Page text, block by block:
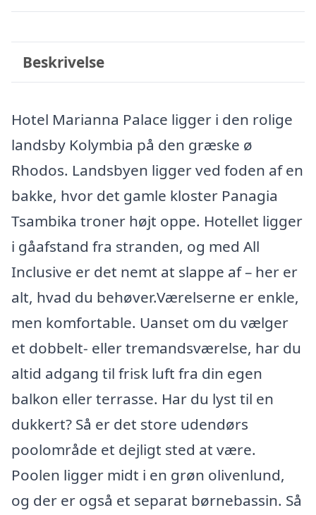
Beskrivelse
Hotel Marianna Palace ligger i den rolige
landsby Kolymbia på den græske ø
Rhodos. Landsbyen ligger ved foden af en
bakke, hvor det gamle kloster Panagia
Tsambika troner højt oppe. Hotellet ligger
i gåafstand fra stranden, og med All
Inclusive er det nemt at slappe af – her er
alt, hvad du behøver.Værelserne er enkle,
men komfortable. Uanset om du vælger
et dobbelt- eller tremandsværelse, har du
altid adgang til frisk luft fra din egen
balkon eller terrasse. Har du lyst til en
dukkert? Så er det store udendørs
poolområde et dejligt sted at være.
Poolen ligger midt i en grøn olivenlund,
og der er også et separat børnebassin. Så